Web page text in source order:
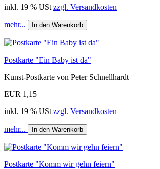
inkl. 19 % USt zzgl. Versandkosten
mehr... In den Warenkorb
Postkarte "Ein Baby ist da"
Kunst-Postkarte von Peter Schnellhardt
EUR 1,15
inkl. 19 % USt zzgl. Versandkosten
mehr... In den Warenkorb
Postkarte "Komm wir gehn feiern"